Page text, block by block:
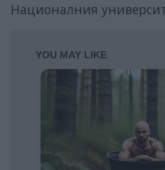
Националния